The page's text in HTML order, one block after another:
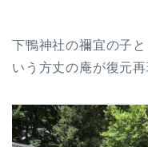
下鴨神社の禰宜の子
いう方丈の庵が復元再